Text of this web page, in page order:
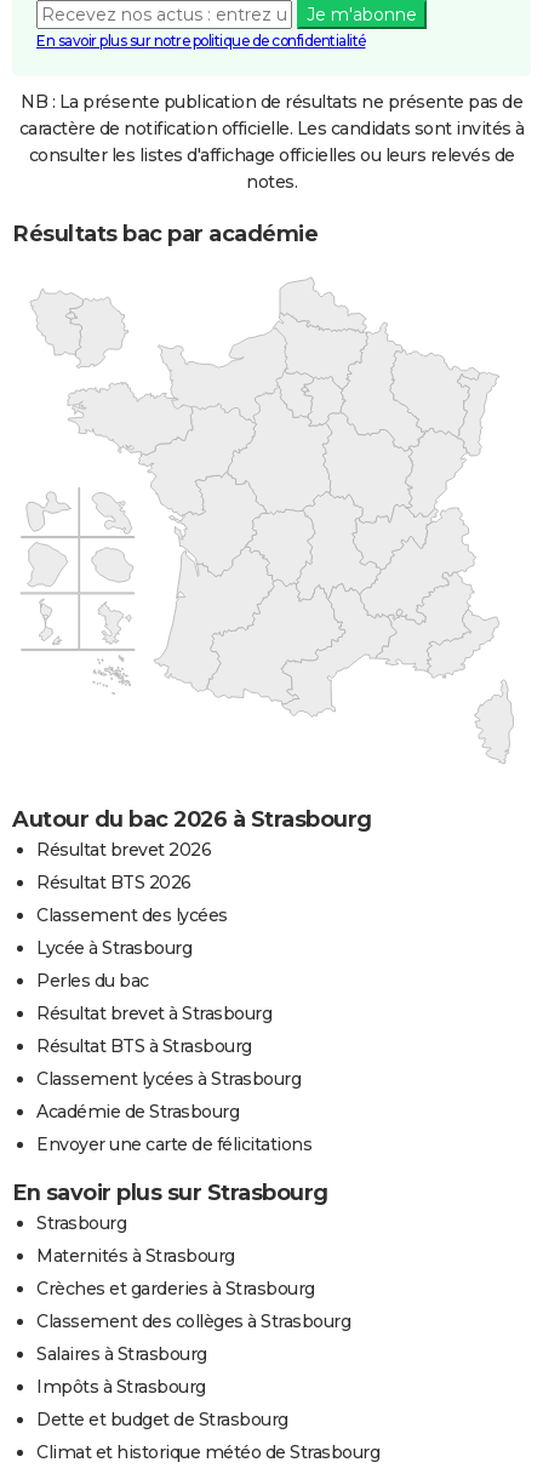
Je m'abonne
En savoir plus sur notre politique de confidentialité
NB : La présente publication de résultats ne présente pas de
caractère de notification officielle. Les candidats sont invités à
consulter les listes d'affichage officielles ou leurs relevés de
notes.
Résultats bac par académie
Autour du bac 2026 à Strasbourg
Résultat brevet 2026
Résultat BTS 2026
Classement des lycées
Lycée à Strasbourg
Perles du bac
Résultat brevet à Strasbourg
Résultat BTS à Strasbourg
Classement lycées à Strasbourg
Académie de Strasbourg
Envoyer une carte de félicitations
En savoir plus sur Strasbourg
Strasbourg
Maternités à Strasbourg
Crèches et garderies à Strasbourg
Classement des collèges à Strasbourg
Salaires à Strasbourg
Impôts à Strasbourg
Dette et budget de Strasbourg
Climat et historique météo de Strasbourg